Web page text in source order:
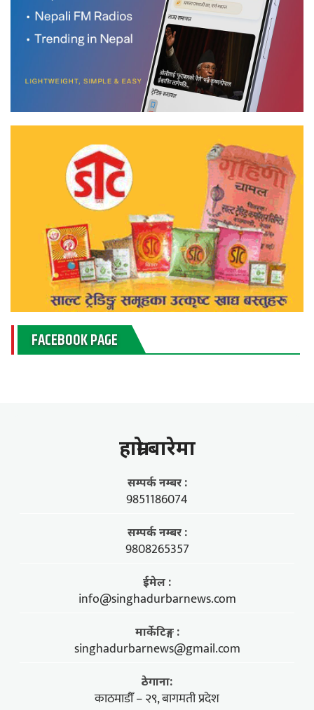
FACEBOOK PAGE
हाम्राे बारेमा
सम्पर्क नम्बर :
9851186074
सम्पर्क नम्बर :
9808265357
ईमेल :
info@singhadurbarnews.com
मार्केटिङ्ग :
singhadurbarnews@gmail.com
ठेगाना:
काठमाडौँ – २९, बागमती प्रदेश